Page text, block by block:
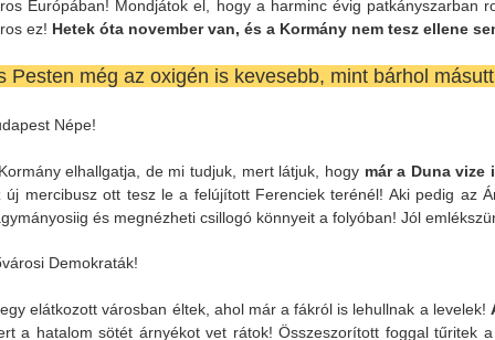
Európában! Mondjátok el, hogy a harminc évig
ez! Hetek óta november van, és a Kormány nem tesz ellene
Pesten még az oxigén is kevesebb, mint bárhol
Népe!
elhallgatja, de mi tudjuk, mert látjuk, hogy már a Duna
új mercibusz ott tesz le a felújított Ferenciek terénél! Aki pedig az
és megnézheti csillogó könnyeit a folyóban! Jól
Demokraták!
elátkozott városban éltek, ahol már a fákról is lehullnak a levelek!
a hatalom sötét árnyékot vet rátok! Összeszorított foggal tűritek